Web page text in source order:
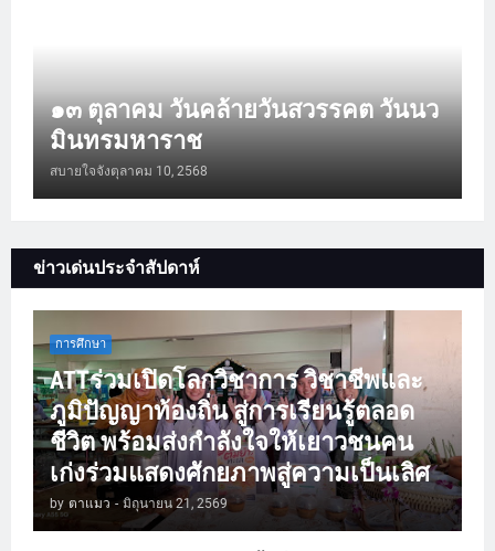
๑๓ ตุลาคม วันคล้ายวันสวรรคต วันนว
มินทรมหาราช
สบายใจจังตุลาคม 10, 2568
ข่าวเด่นประจำสัปดาห์
การศึกษา
ATTร่วมเปิดโลกวิชาการ วิชาชีพและ
ภูมิปัญญาท้องถิ่น สู่การเรียนรู้ตลอด
ชีวิต พร้อมส่งกำลังใจให้เยาวชนคน
เก่งร่วมแสดงศักยภาพสู่ความเป็นเลิศ
by ตาแมว - มิถุนายน 21, 2569